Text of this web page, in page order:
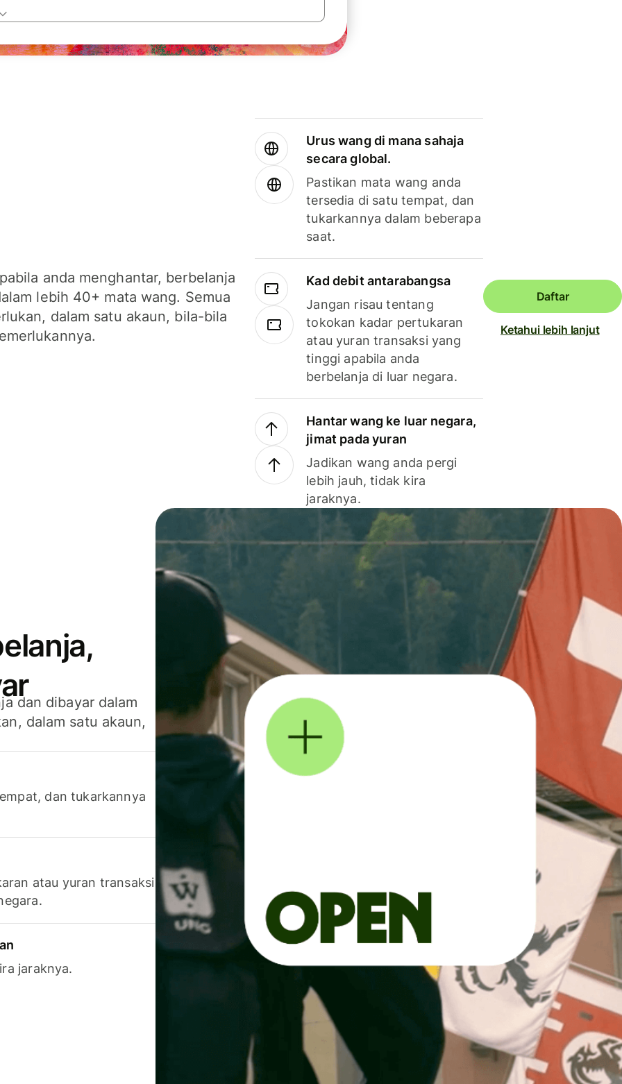
anda menghantar, berbelanja
lebih 40+ mata wang. Semua
dalam satu akaun, bila-bila
Urus wang di mana sahaja
secara global.
Pastikan mata wang anda
tersedia di satu tempat, dan
tukarkannya dalam beberapa
saat.
Kad debit antarabangsa
Jangan risau tentang
tokokan kadar pertukaran
atau yuran transaksi yang
tinggi apabila anda
berbelanja di luar negara.
Hantar wang ke luar negara,
jimat pada yuran
Jadikan wang anda pergi
lebih jauh, tidak kira
jaraknya.
Daftar
Ketahui lebih lanjut
dan dibayar dalam
dalam satu akaun,
dan tukarkannya
atau yuran transaksi
jaraknya.